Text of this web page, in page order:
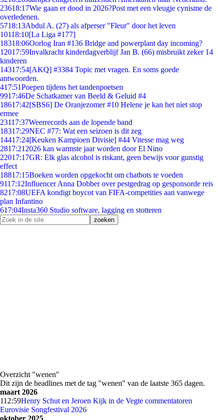
23618:17Wie gaan er dood in 2026?Post met een vleugje cynisme de
overledenen.
5718:13Abdul A. (27) als afperser "Fleur" door het leven
10118:10[La Liga #177]
18318:06Oorlog Iran #136 Bridge and powerplant day incoming?
12017:59Invalkracht kinderdagverblijf Jan B. (66) misbruikt zeker 14
kinderen
14317:54[AKQ] #3384 Topic met vragen. En soms goede
antwoorden.
417:51Poepen tijdens het tandenpoetsen
9917:46De Schatkamer van Beeld & Geluid #4
18617:42[SBS6] De Oranjezomer #10 Helene je kan het niet stop
ermee
23117:37Weerrecords aan de lopende band
18317:29NEC #77: Wat een seizoen is dit zeg
14417:24[Keuken Kampioen Divisie] #44 Vitesse mag weg
2817:21 2026 kan warmste jaar worden door El Nino
22017:17GR: Elk glas alcohol is riskant, geen bewijs voor gunstig
effect
18817:15Boeken worden opgekocht om chatbots te voeden
9117:12Influencer Anna Dobber over pestgedrag op gesponsorde reis
8217:08UEFA kondigt boycot van FIFA-competities aan vanwege
plan Infantino
617:04Insta360 Studio software, lagging en stotteren
Overzicht "wenen"
Dit zijn de headlines met de tag "wenen" van de laatste 365 dagen.
maart 2026
112:59Henry Schut en Jeroen Kijk in de Vegte commentatoren
Eurovisie Songfestival 2026
oktober 2025